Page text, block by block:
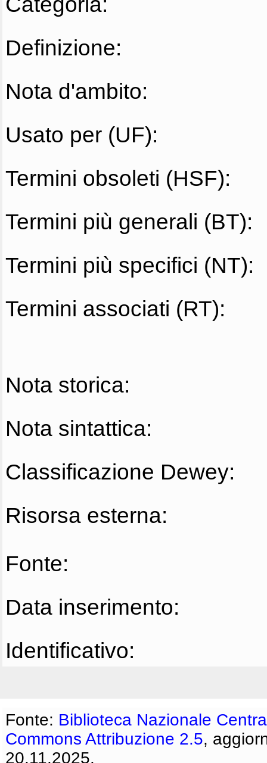
Definizione:
Nota d'ambito:
Usato per (UF):
Termini obsoleti (HSF):
Termini più generali (BT):
Termini più specifici (NT):
Termini associati (RT):
Nota storica:
Nota sintattica:
Classificazione Dewey:
Risorsa esterna:
Fonte:
Data inserimento:
Identificativo:
Fonte: Biblioteca Nazionale
Commons Attribuzione 2.5,
20.11.2025.